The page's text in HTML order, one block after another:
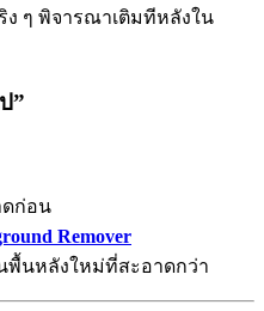
ง ๆ พิจารณาเติมทีหลังใน
”
ดก่อน
Remover
พื้นหลังใหม่ที่สะอาดกว่า